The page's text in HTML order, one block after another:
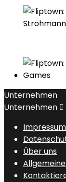
Unternehmen
Unternehmen 
Impressum
Über uns